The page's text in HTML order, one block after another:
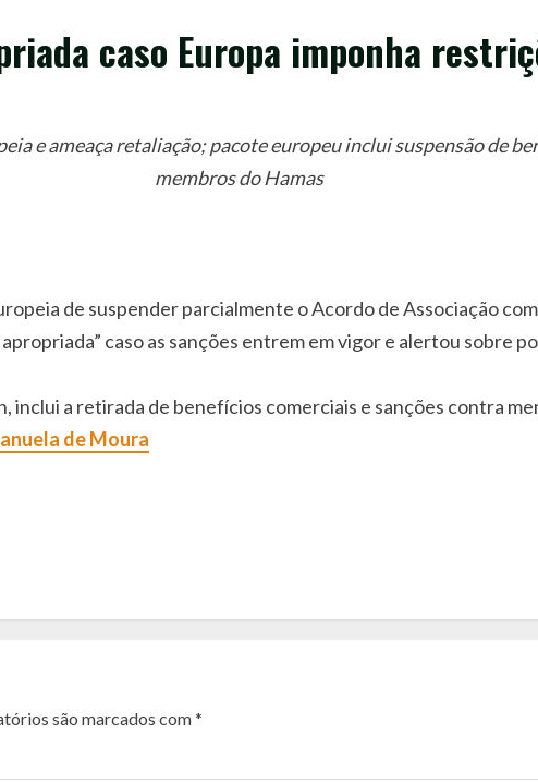
caso Europa imponha
e ameaça retaliação; pacote europeu inclui suspensão de
membros do Hamas
de suspender parcialmente o Acordo de Associação
caso as sanções entrem em vigor e alertou sobre
inclui a retirada de benefícios comerciais e sanções contra
de Moura
são marcados com*